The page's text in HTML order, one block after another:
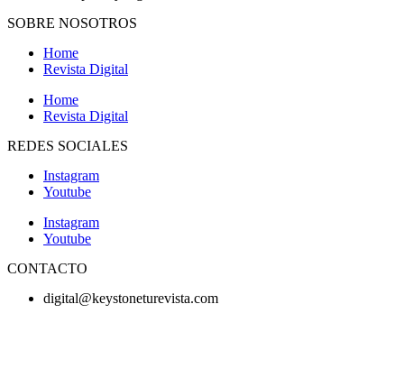
SOBRE NOSOTROS
Home
Revista Digital
Home
Revista Digital
REDES SOCIALES
Instagram
Youtube
Instagram
Youtube
CONTACTO
digital@keystoneturevista.com